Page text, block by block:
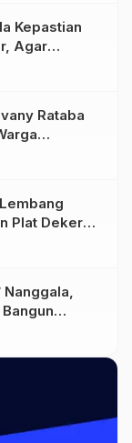
Kepastian
Agar
Trauma
Rataba
Pepasan
Plat Deker
Antar
Nanggala,